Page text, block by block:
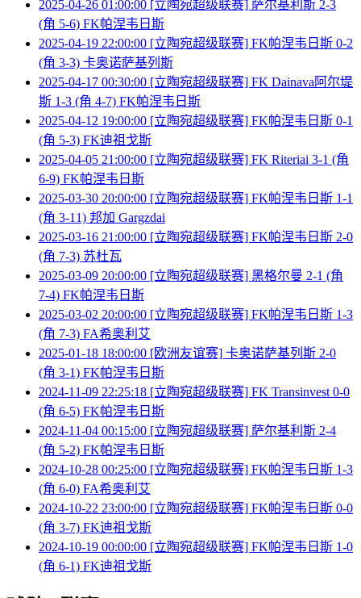
2025-04-26 01:00:00 [立陶宛超级联赛] 萨尔基利斯 2-3
(角 5-6) FK帕涅韦日斯
2025-04-19 22:00:00 [立陶宛超级联赛] FK帕涅韦日斯 0-2
(角 3-3) 卡奥诺萨基列斯
2025-04-17 00:30:00 [立陶宛超级联赛] FK Dainava阿尔堤
斯 1-3 (角 4-7) FK帕涅韦日斯
2025-04-12 19:00:00 [立陶宛超级联赛] FK帕涅韦日斯 0-1
(角 5-3) FK迪祖戈斯
2025-04-05 21:00:00 [立陶宛超级联赛] FK Riteriai 3-1 (角
6-9) FK帕涅韦日斯
2025-03-30 20:00:00 [立陶宛超级联赛] FK帕涅韦日斯 1-1
(角 3-11) 邦加 Gargzdai
2025-03-16 21:00:00 [立陶宛超级联赛] FK帕涅韦日斯 2-0
(角 7-3) 苏杜瓦
2025-03-09 20:00:00 [立陶宛超级联赛] 黑格尔曼 2-1 (角
7-4) FK帕涅韦日斯
2025-03-02 20:00:00 [立陶宛超级联赛] FK帕涅韦日斯 1-3
(角 7-3) FA希奥利艾
2025-01-18 18:00:00 [欧洲友谊赛] 卡奥诺萨基列斯 2-0
(角 3-1) FK帕涅韦日斯
2024-11-09 22:25:18 [立陶宛超级联赛] FK Transinvest 0-0
(角 6-5) FK帕涅韦日斯
2024-11-04 00:15:00 [立陶宛超级联赛] 萨尔基利斯 2-4
(角 5-2) FK帕涅韦日斯
2024-10-28 00:25:00 [立陶宛超级联赛] FK帕涅韦日斯 1-3
(角 6-0) FA希奥利艾
2024-10-22 23:00:00 [立陶宛超级联赛] FK帕涅韦日斯 0-0
(角 3-7) FK迪祖戈斯
2024-10-19 00:00:00 [立陶宛超级联赛] FK帕涅韦日斯 1-0
(角 6-1) FK迪祖戈斯